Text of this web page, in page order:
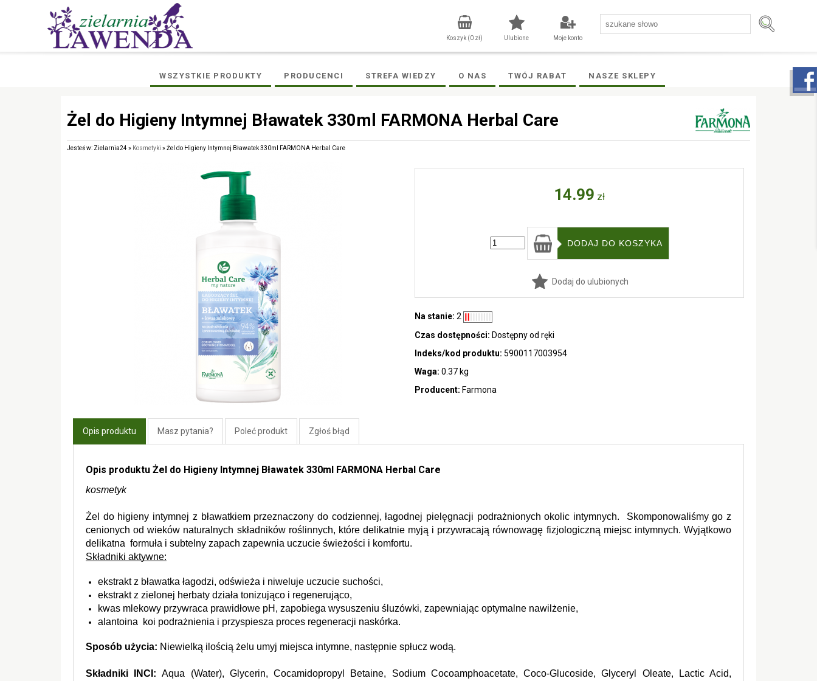
Moje konto
Ulubione
Koszyk (0 zł)
WSZYSTKIE PRODUKTY PRODUCENCI STREFA WIEDZY O NAS TWÓJ RABAT NASZE SKLEPY
Żel do Higieny Intymnej Bławatek 330ml FARMONA Herbal Care
Jesteś w: Zielarnia24 » Kosmetyki » Żel do Higieny Intymnej Bławatek 330ml FARMONA Herbal Care
14.99 zł
Dodaj do ulubionych
Na stanie: 2
Czas dostępności: Dostępny od ręki
Indeks/kod produktu: 5900117003954
Waga: 0.37 kg
Producent: Farmona
Opis produktu Masz pytania? Poleć produkt Zgłoś błąd
Opis produktu Żel do Higieny Intymnej Bławatek 330ml FARMONA Herbal Care
kosmetyk
Żel do higieny intymnej z bławatkiem przeznaczony do codziennej, łagodnej pielęgnacji podrażnionych okolic intymnych.  Skomponowaliśmy go z
cenionych od wieków naturalnych składników roślinnych, które delikatnie myją i przywracają równowagę fizjologiczną miejsc intymnych. Wyjątkowo
delikatna  formuła i subtelny zapach zapewnia uczucie świeżości i komfortu.
Składniki aktywne:
ekstrakt z bławatka łagodzi, odświeża i niweluje uczucie suchości,
ekstrakt z zielonej herbaty działa tonizująco i regenerująco,
kwas mlekowy przywraca prawidłowe pH, zapobiega wysuszeniu śluzówki, zapewniając optymalne nawilżenie,
alantoina  koi podrażnienia i przyspiesza proces regeneracji naskórka.
Sposób użycia: Niewielką ilością żelu umyj miejsca intymne, następnie spłucz wodą.
Składniki INCI: Aqua (Water), Glycerin, Cocamidopropyl Betaine, Sodium Cocoamphoacetate, Coco-Glucoside, Glyceryl Oleate, Lactic Acid,